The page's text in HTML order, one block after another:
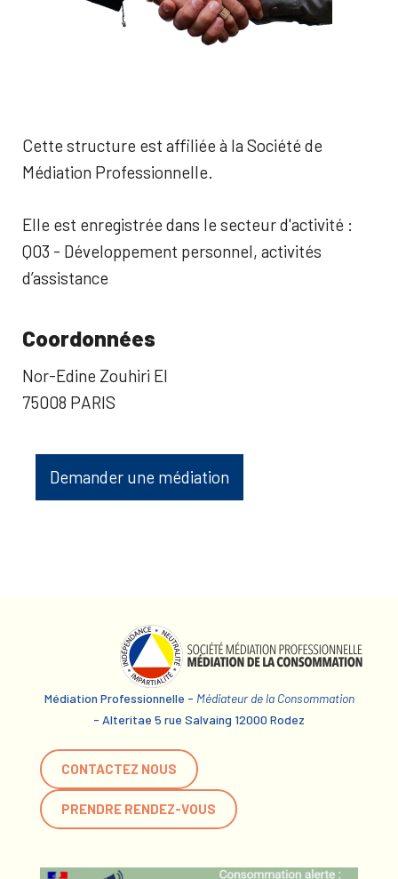
Cette structure est affiliée à la Société de
Médiation Professionnelle.
Elle est enregistrée dans le secteur d'activité :
Q03 - Développement personnel, activités
d’assistance
Coordonnées
Nor-Edine Zouhiri EI
75008 PARIS
Demander une médiation
Médiation Professionnelle - Médiateur de la Consommation
- Alteritae 5 rue Salvaing 12000 Rodez
CONTACTEZ NOUS
PRENDRE RENDEZ-VOUS